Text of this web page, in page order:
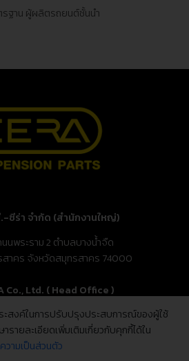
รฐาน ผู้ผลิตรถยนต์ชั้นนำ
ซีร่า จำกัด (สำนักงานใหญ่)
นพระราม 2 ตำบลบางน้ำจืด
สาคร จังหวัดสมุทรสาคร 74000
Co., Ltd. ( Head Office )
2 Rd., Bang Nam Chuet,
Samut Sakhon 74000, Thailand
ะสงค์ในการปรับปรุงประสบการณ์ของผู้ใช้
รายละเอียดเพิ่มเติมเกี่ยวกับคุกกี้ได้ใน
วามเป็นส่วนตัว